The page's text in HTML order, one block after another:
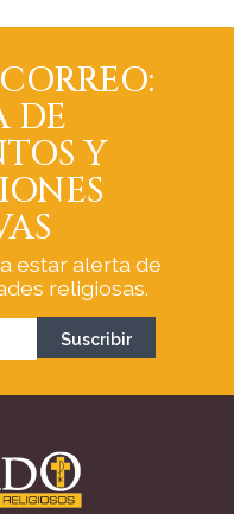
DE
Y
estar alerta de
religiosas.